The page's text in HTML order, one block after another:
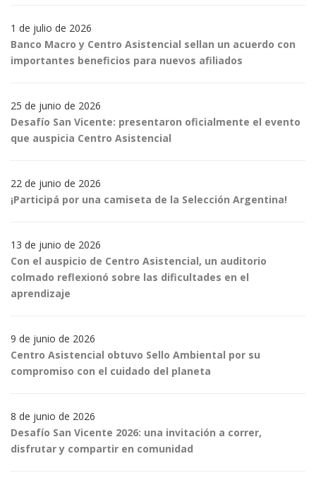
1 de julio de 2026
Banco Macro y Centro Asistencial sellan un acuerdo con
importantes beneficios para nuevos afiliados
25 de junio de 2026
Desafío San Vicente: presentaron oficialmente el evento
que auspicia Centro Asistencial
22 de junio de 2026
¡Participá por una camiseta de la Selección Argentina!
13 de junio de 2026
Con el auspicio de Centro Asistencial, un auditorio
colmado reflexionó sobre las dificultades en el
aprendizaje
9 de junio de 2026
Centro Asistencial obtuvo Sello Ambiental por su
compromiso con el cuidado del planeta
8 de junio de 2026
Desafío San Vicente 2026: una invitación a correr,
disfrutar y compartir en comunidad